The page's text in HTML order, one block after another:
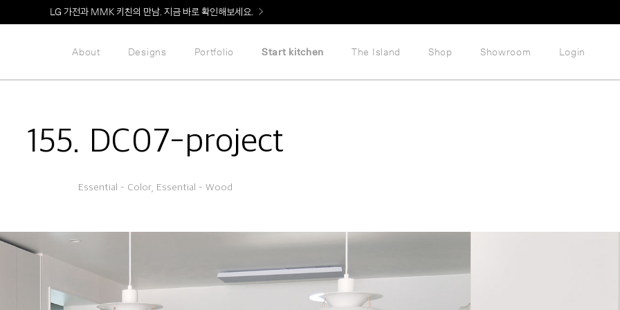
Welcome! 신규 회원가입 시 MMK Shop Coupon (총 60만원) 지급
LG 가전과 MMK 키친의 만남. 지금 바로 확인해보세요.
About Designs Portfolio Start kitchen The Island Shop Showroom Login
155. DC07-project
Essential – Color, Essential – Wood